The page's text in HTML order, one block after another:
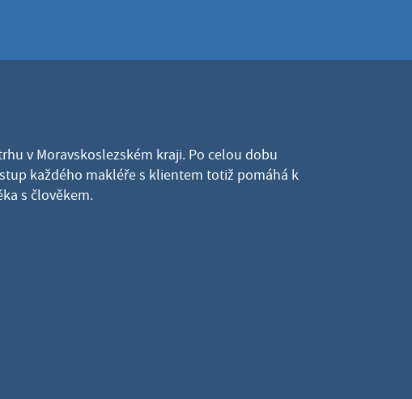
v Moravskoslezském kraji. Po celou dobu
každého makléře s klientem totiž pomáhá k
s člověkem.